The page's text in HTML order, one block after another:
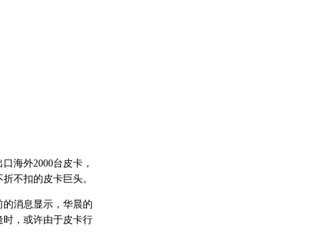
海外2000台皮卡，
不扣的皮卡巨头。
消息显示，华晨的
，或许由于皮卡行